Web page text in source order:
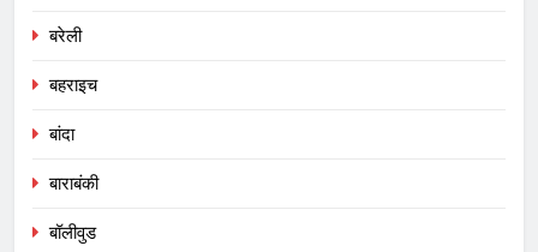
बरेली
बहराइच
बांदा
बाराबंकी
बॉलीवुड